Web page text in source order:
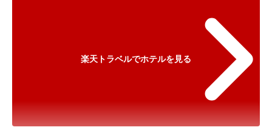
楽天トラベルでホテルを見る